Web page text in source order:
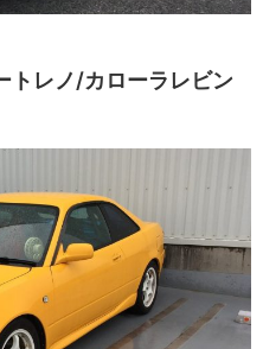
トレノ/カローラレビン